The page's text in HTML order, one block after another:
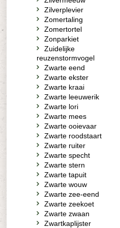
Zilverplevier
Zomertaling
Zomertortel
Zonparkiet
Zuidelijke
reuzenstormvogel
Zwarte eend
Zwarte ekster
Zwarte kraai
Zwarte leeuwerik
Zwarte lori
Zwarte mees
Zwarte ooievaar
Zwarte roodstaart
Zwarte ruiter
Zwarte specht
Zwarte stern
Zwarte tapuit
Zwarte wouw
Zwarte zee-eend
Zwarte zeekoet
Zwarte zwaan
Zwartkaplijster